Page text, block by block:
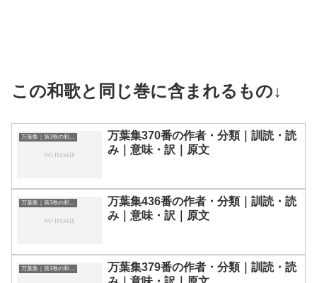
この和歌と同じ巻に含まれるもの↓
万葉集370番の作者・分類｜訓読・読
み｜意味・訳｜原文
万葉集｜第3巻の和歌一覧
万葉集436番の作者・分類｜訓読・読
み｜意味・訳｜原文
万葉集｜第3巻の和歌一覧
万葉集379番の作者・分類｜訓読・読